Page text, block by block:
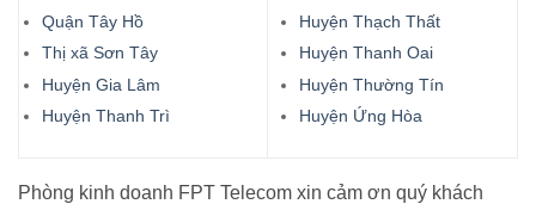
Quận Tây Hồ
Thị xã Sơn Tây
Huyện Gia Lâm
Huyện Thanh Trì
Huyện Thạch Thất
Huyện Thanh Oai
Huyện Thường Tín
Huyện Ứng Hòa
Phòng kinh doanh FPT Telecom xin cảm ơn quý khách